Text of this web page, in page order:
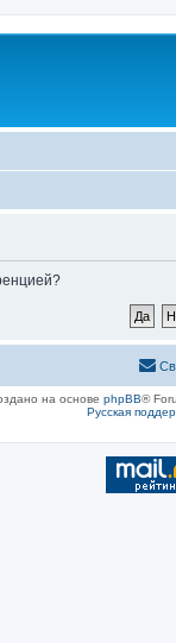
на основе phpBB®
Русская